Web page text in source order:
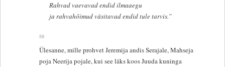
Rahvad vaevavad endid ilmaaegu
ja rahvahõimud väsitavad endid tule tarvis.”
59
Ülesanne, mille prohvet Jeremija andis Serajale, Mahseja
poja Neerija pojale, kui see läks koos Juuda kuninga